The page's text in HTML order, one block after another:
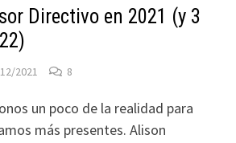
Directivo en 2021 (y 3
2021 8
un poco de la realidad para
más presentes. Alison